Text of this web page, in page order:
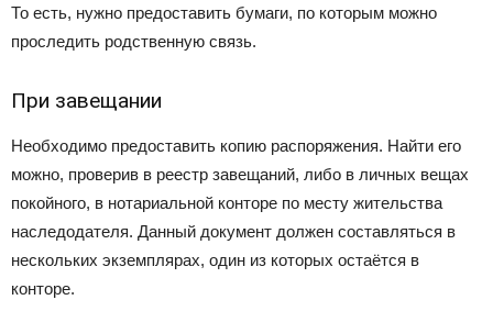
То есть, нужно предоставить бумаги, по которым можно
проследить родственную связь.
При завещании
Необходимо предоставить копию распоряжения. Найти его
можно, проверив в реестр завещаний, либо в личных вещах
покойного, в нотариальной конторе по месту жительства
наследодателя. Данный документ должен составляться в
нескольких экземплярах, один из которых остаётся в
конторе.